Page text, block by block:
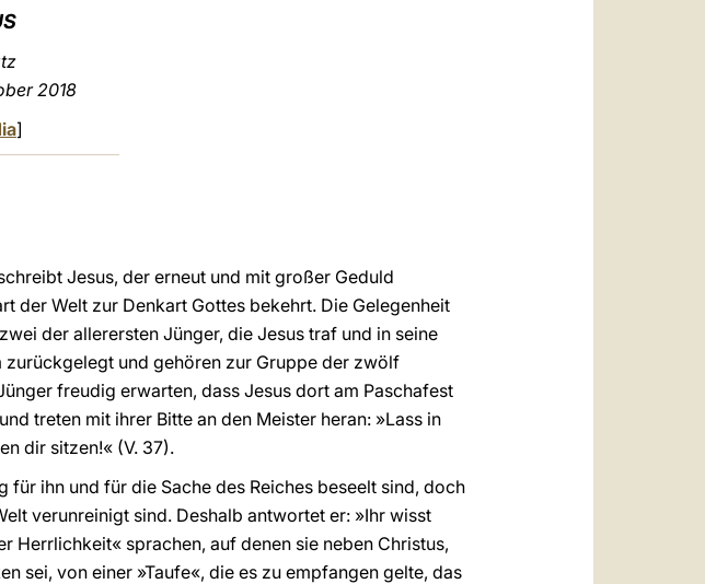
2018
]
Jesus, der erneut und mit großer Geduld
der Welt zur Denkart Gottes bekehrt. Die Gelegenheit
der allerersten Jünger, die Jesus traf und in seine
und gehören zur Gruppe der zwölf
freudig erwarten, dass Jesus dort am Paschafest
treten mit ihrer Bitte an den Meister heran: »Lass in
dir sitzen!« (V. 37).
ihn und für die Sache des Reiches beseelt sind, doch
verunreinigt sind. Deshalb antwortet er: »Ihr wisst
Herrlichkeit« sprachen, auf denen sie neben Christus,
sei, von einer »Taufe«, die es zu empfangen gelte, das